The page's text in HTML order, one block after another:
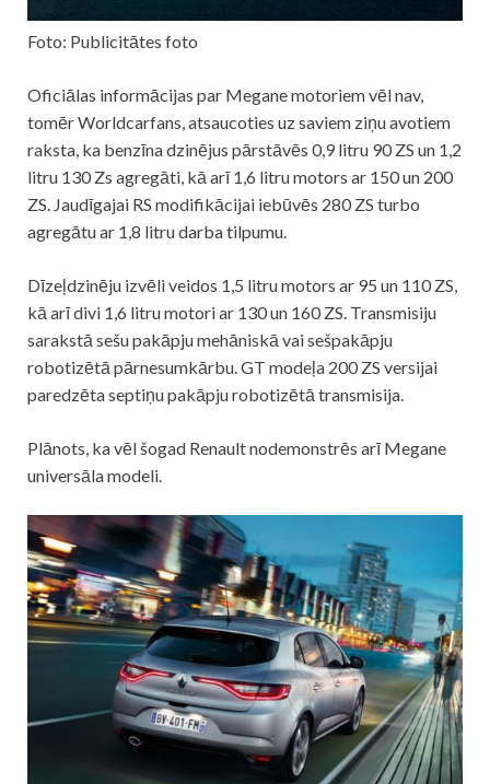
Foto: Publicitātes foto
Oficiālas informācijas par Megane motoriem vēl nav,
tomēr Worldcarfans, atsaucoties uz saviem ziņu avotiem
raksta, ka benzīna dzinējus pārstāvēs 0,9 litru 90 ZS un 1,2
litru 130 Zs agregāti, kā arī 1,6 litru motors ar 150 un 200
ZS. Jaudīgajai RS modifikācijai iebūvēs 280 ZS turbo
agregātu ar 1,8 litru darba tilpumu.
Dīzeļdzinēju izvēli veidos 1,5 litru motors ar 95 un 110 ZS,
kā arī divi 1,6 litru motori ar 130 un 160 ZS. Transmisiju
sarakstā sešu pakāpju mehāniskā vai sešpakāpju
robotizētā pārnesumkārbu. GT modeļa 200 ZS versijai
paredzēta septiņu pakāpju robotizētā transmisija.
Plānots, ka vēl šogad Renault nodemonstrēs arī Megane
universāla modeli.